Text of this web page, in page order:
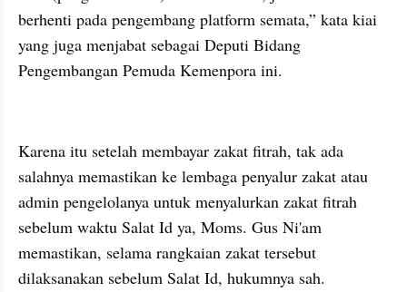
berhenti pada pengembang platform semata,” kata kiai
yang juga menjabat sebagai Deputi Bidang
Pengembangan Pemuda Kemenpora ini.
Karena itu setelah membayar zakat fitrah, tak ada
salahnya memastikan ke lembaga penyalur zakat atau
admin pengelolanya untuk menyalurkan zakat fitrah
sebelum waktu Salat Id ya, Moms. Gus Ni'am
memastikan, selama rangkaian zakat tersebut
dilaksanakan sebelum Salat Id, hukumnya sah.